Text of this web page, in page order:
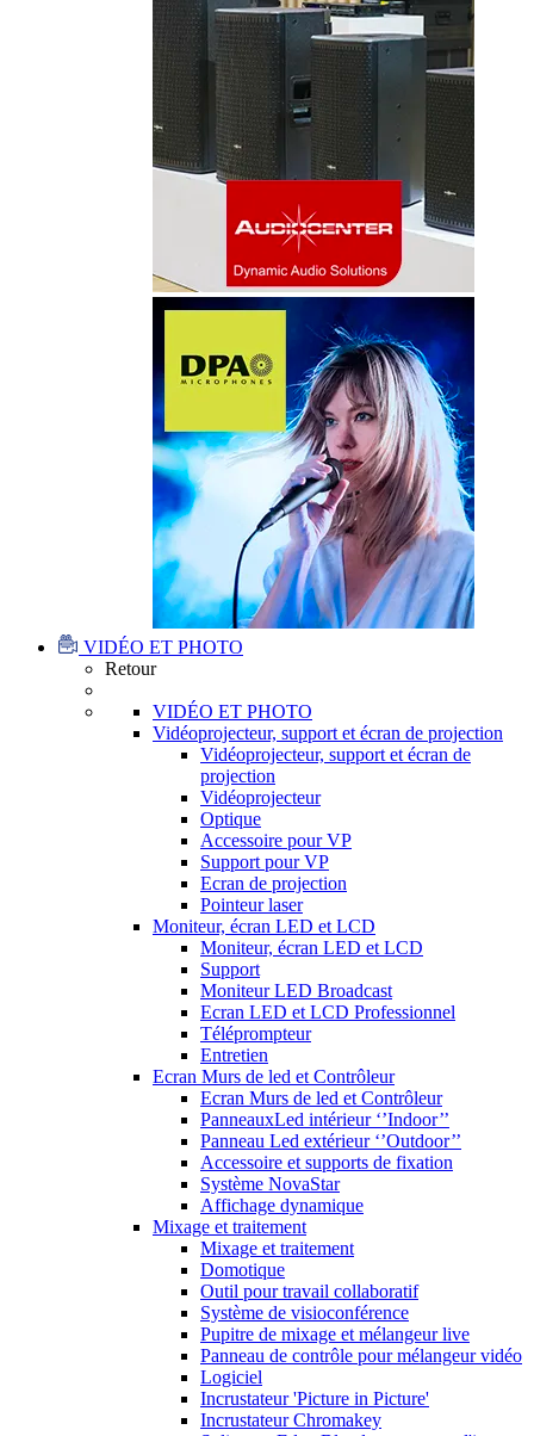
VIDÉO ET PHOTO
Retour
VIDÉO ET PHOTO
Vidéoprojecteur, support et écran de projection
Vidéoprojecteur, support et écran de
projection
Vidéoprojecteur
Optique
Accessoire pour VP
Support pour VP
Ecran de projection
Pointeur laser
Moniteur, écran LED et LCD
Moniteur, écran LED et LCD
Support
Moniteur LED Broadcast
Ecran LED et LCD Professionnel
Téléprompteur
Entretien
Ecran Murs de led et Contrôleur
Ecran Murs de led et Contrôleur
PanneauxLed intérieur ‘’Indoor’’
Panneau Led extérieur ‘’Outdoor’’
Accessoire et supports de fixation
Système NovaStar
Affichage dynamique
Mixage et traitement
Mixage et traitement
Domotique
Outil pour travail collaboratif
Système de visioconférence
Pupitre de mixage et mélangeur live
Panneau de contrôle pour mélangeur vidéo
Logiciel
Incrustateur 'Picture in Picture'
Incrustateur Chromakey